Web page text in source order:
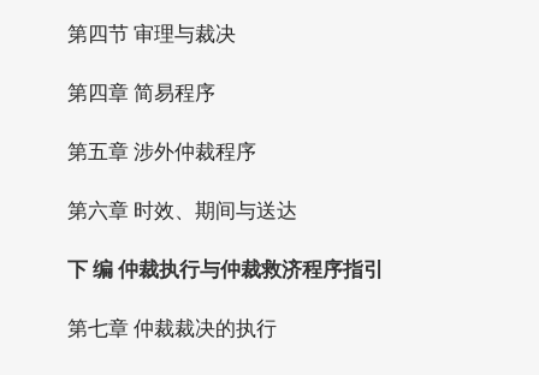
第四节 审理与裁决
第四章 简易程序
第五章 涉外仲裁程序
第六章 时效、期间与送达
下 编 仲裁执行与仲裁救济程序指引
第七章 仲裁裁决的执行